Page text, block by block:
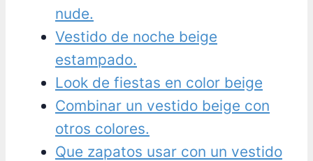
nude.
Vestido de noche beige
estampado.
Look de fiestas en color beige
Combinar un vestido beige con
otros colores.
Que zapatos usar con un vestido